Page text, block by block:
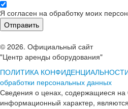
Я согласен на обработку моих
© 2026. Официальный сайт
"Центр аренды оборудования"
ПОЛИТИКА
обработки персональных данных
Сведения о ценах, содержащиеся на
информационный характер,